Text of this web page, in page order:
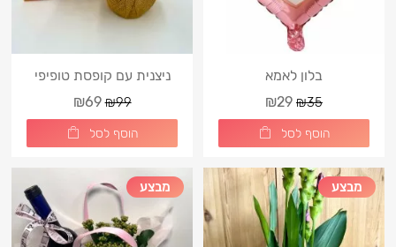
בלון לאמא
₪35
₪29
הוסף לסל
ניצנית עם קופסת טופיפי
₪99
₪69
הוסף לסל
מבצע מבצע